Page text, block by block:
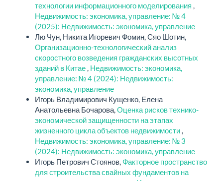
технологии информационного моделирования ,
Недвижимость: экономика, управление: № 4
(2025): Недвижимость: экономика, управление
Лю Чун, Никита Игоревич Фомин, Сяо Шотин,
Организационно-технологический анализ
скоростного возведения гражданских высотных
зданий в Китае, Недвижимость: экономика,
управление: № 4 (2024): Недвижимость:
экономика, управление
Игорь Владимирович Кущенко, Елена
Анатольевна Бочарова,Оценка рисков технико-
экономической защищенности на этапах
жизненного цикла объектов недвижимости,
Недвижимость: экономика, управление: № 3
(2024): Недвижимость: экономика, управление
Игорь Петрович Стоянов,Факторное пространство
для строительства свайных фундаментов на